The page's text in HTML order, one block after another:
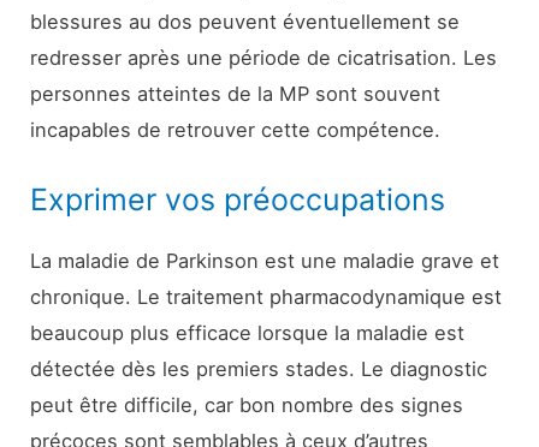
blessures au dos peuvent éventuellement se
redresser après une période de cicatrisation. Les
personnes atteintes de la MP sont souvent
incapables de retrouver cette compétence.
Exprimer vos préoccupations
La maladie de Parkinson est une maladie grave et
chronique. Le traitement pharmacodynamique est
beaucoup plus efficace lorsque la maladie est
détectée dès les premiers stades. Le diagnostic
peut être difficile, car bon nombre des signes
précoces sont semblables à ceux d’autres